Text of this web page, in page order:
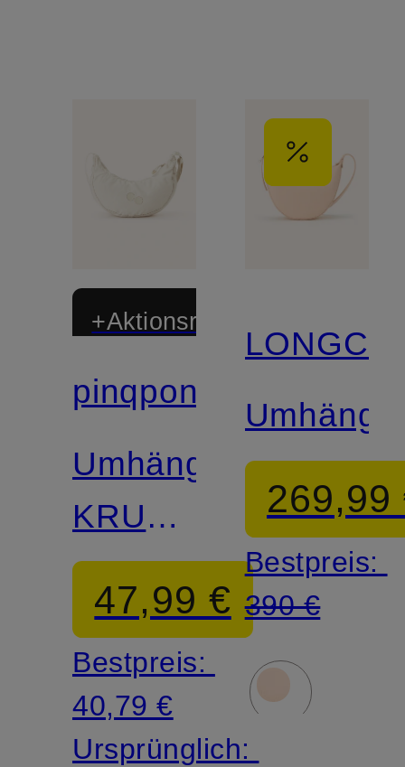
+Aktionsrabatt
Zertifiziert
pinqponq
Umhängetasche
KRUMM
SMALL
47,99 €
Bestpreis:
40,79 €
Ursprünglich:
269,99
Bestpreis:
390 €